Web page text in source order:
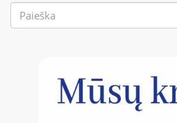
Paieškos